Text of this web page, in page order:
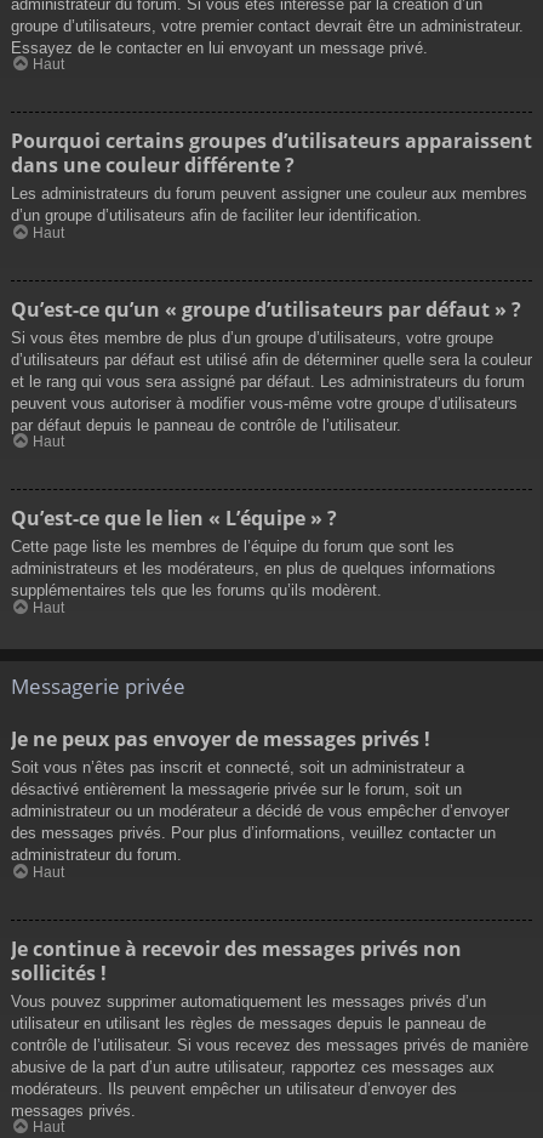
administrateur du forum. Si vous êtes intéressé par la création d’un
groupe d’utilisateurs, votre premier contact devrait être un administrateur.
Essayez de le contacter en lui envoyant un message privé.
Haut
Pourquoi certains groupes d’utilisateurs apparaissent
dans une couleur différente ?
Les administrateurs du forum peuvent assigner une couleur aux membres
d’un groupe d’utilisateurs afin de faciliter leur identification.
Haut
Qu’est-ce qu’un « groupe d’utilisateurs par défaut » ?
Si vous êtes membre de plus d’un groupe d’utilisateurs, votre groupe
d’utilisateurs par défaut est utilisé afin de déterminer quelle sera la couleur
et le rang qui vous sera assigné par défaut. Les administrateurs du forum
peuvent vous autoriser à modifier vous-même votre groupe d’utilisateurs
par défaut depuis le panneau de contrôle de l’utilisateur.
Haut
Qu’est-ce que le lien « L’équipe » ?
Cette page liste les membres de l’équipe du forum que sont les
administrateurs et les modérateurs, en plus de quelques informations
supplémentaires tels que les forums qu’ils modèrent.
Haut
Messagerie privée
Je ne peux pas envoyer de messages privés !
Soit vous n’êtes pas inscrit et connecté, soit un administrateur a
désactivé entièrement la messagerie privée sur le forum, soit un
administrateur ou un modérateur a décidé de vous empêcher d’envoyer
des messages privés. Pour plus d’informations, veuillez contacter un
administrateur du forum.
Haut
Je continue à recevoir des messages privés non
sollicités !
Vous pouvez supprimer automatiquement les messages privés d’un
utilisateur en utilisant les règles de messages depuis le panneau de
contrôle de l’utilisateur. Si vous recevez des messages privés de manière
abusive de la part d’un autre utilisateur, rapportez ces messages aux
modérateurs. Ils peuvent empêcher un utilisateur d’envoyer des
messages privés.
Haut